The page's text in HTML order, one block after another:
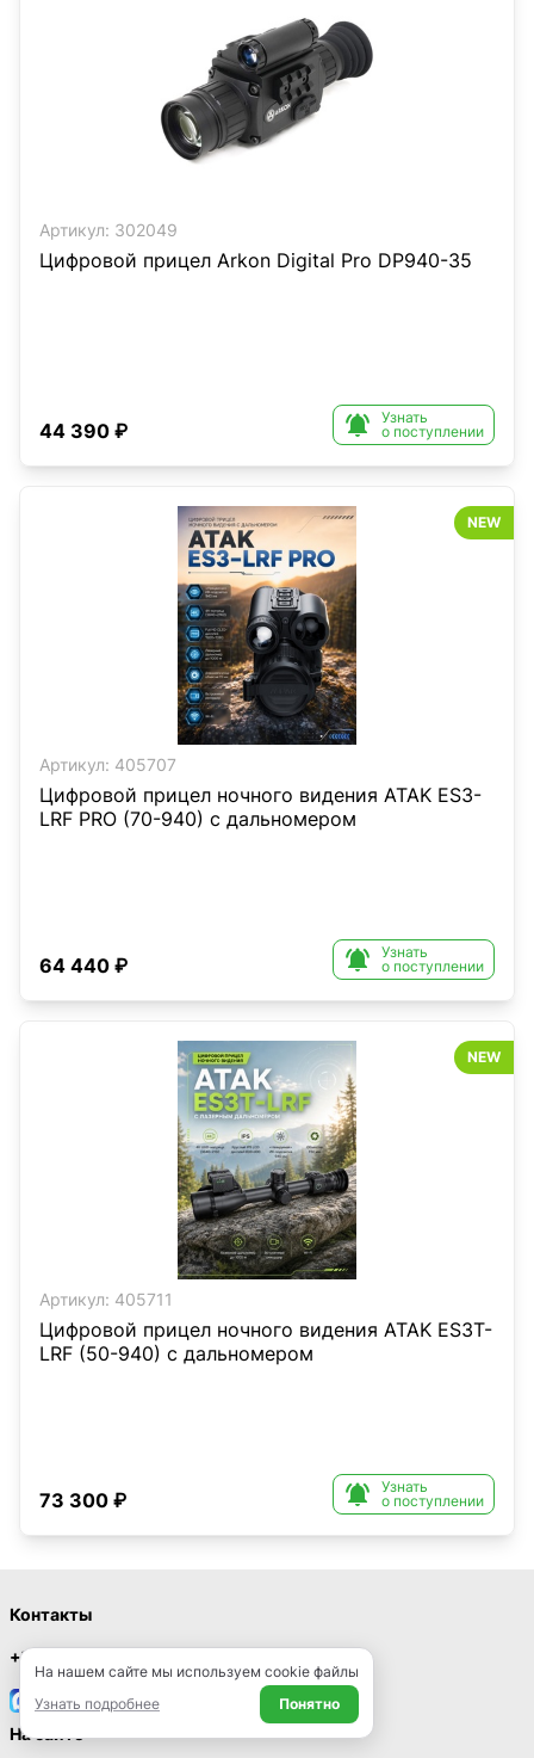
Артикул: 302049
Цифровой прицел Arkon Digital Pro DP940-35
44 390 ₽ 
Узнать
о поступлении
Артикул: 405707
Цифровой прицел ночного видения ATAK ES3-
LRF PRO (70-940) с дальномером
64 440 ₽ 
Узнать
о поступлении
NEW
Артикул: 405711
Цифровой прицел ночного видения ATAK ES3T-
LRF (50-940) с дальномером
73 300 ₽ 
Узнать
о поступлении
NEW
Контакты
+7 (495) 955-16-07
MAX
На сайте
На нашем сайте мы используем cookie файлы
Узнать подробнее
Понятно